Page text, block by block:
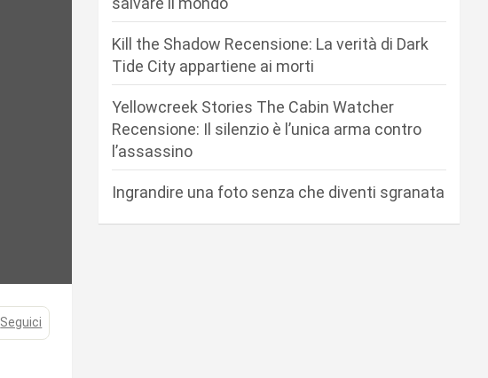
Seguici
Kill the Shadow Recensione: La verità di Dark
Tide City appartiene ai morti
Yellowcreek Stories The Cabin Watcher
Recensione: Il silenzio è l’unica arma contro
l’assassino
Ingrandire una foto senza che diventi sgranata